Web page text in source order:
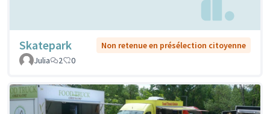
Skatepark
Non retenue en présélection citoyenne
Julia
2 0